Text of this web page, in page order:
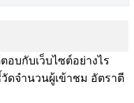
อบกับเว็บไซต์อย่างไร
ดจำนวนผู้เข้าชม อัตราตี